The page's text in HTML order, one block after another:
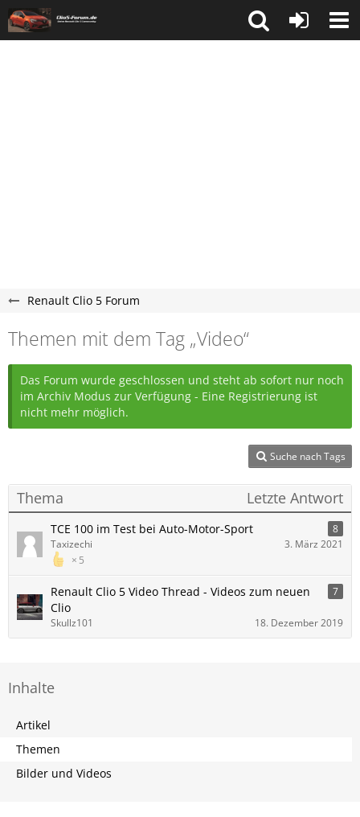
Renault Clio 5 Forum
Themen mit dem Tag „Video“
Das Forum wurde geschlossen und steht ab sofort nur noch
im Archiv Modus zur Verfügung - Eine Registrierung ist
nicht mehr möglich.
Suche nach Tags
Thema Letzte Antwort
TCE 100 im Test bei Auto-Motor-Sport 8
5
Taxizechi 3. März 2021
Renault Clio 5 Video Thread - Videos zum neuen
Clio
7
Skullz101 18. Dezember 2019
Inhalte
Artikel
Themen
Bilder und Videos